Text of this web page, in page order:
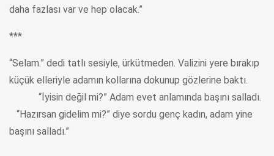
daha fazlası var ve hep olacak.”
***
“Selam.” dedi tatlı sesiyle, ürkütmeden. Valizini yere bırakıp
küçük elleriyle adamın kollarına dokunup gözlerine baktı.
“İyisin değil mi?” Adam evet anlamında başını salladı.
“Hazırsan gidelim mi?” diye sordu genç kadın, adam yine
başını salladı.”